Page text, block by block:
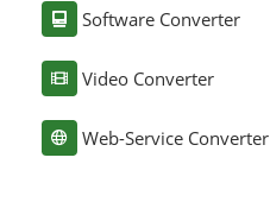
Software Converter
Video Converter
Web-Service Converter